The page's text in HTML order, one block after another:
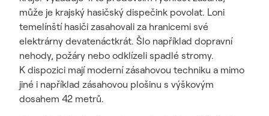
může je krajský hasičský dispečink povolat. Loni
temelínští hasiči zasahovali za hranicemi své
elektrárny devatenáctkrát. Šlo například dopravní
nehody, požáry nebo odklízeli spadlé stromy.
K dispozici mají moderní zásahovou techniku a mimo
jiné i například zásahovou plošinu s výškovým
dosahem 42 metrů.